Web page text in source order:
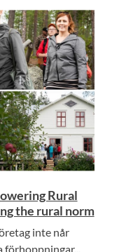
Rural
the rural norm
inte når
förhoppningar...